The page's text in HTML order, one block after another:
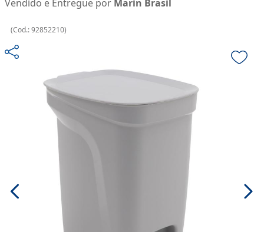
Vendido e Entregue por Marin Brasil
(Cod.:92852210)